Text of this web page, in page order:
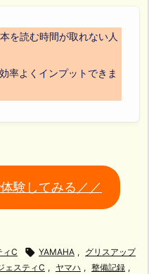
を読む時間が取れない人
率よくインプットできま
験してみる／／
ィC  YAMAHA , グリスアップ
ェスティC , ヤマハ , 整備記録 ,